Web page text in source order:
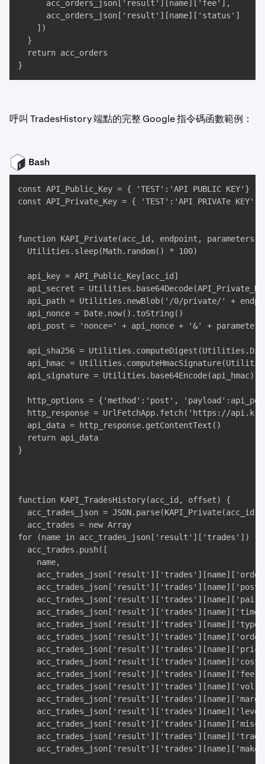
      acc_orders_json['result'][name]['fee'],
      acc_orders_json['result'][name]['status']
    ])
  }
  return acc_orders
}
呼叫 TradesHistory 端點的完整 Google 指令碼函數範例：
Bash
const API_Public_Key = { 'TEST':'API PUBLIC KEY'}
const API_Private_Key = { 'TEST':'API PRIVATe KEY' }
function KAPI_Private(acc_id, endpoint, parameters)
  Utilities.sleep(Math.random() * 100)
  api_key = API_Public_Key[acc_id]
api_secret =
api_path = Utilities.newBlob('/0/private/' +
  api_nonce = Date.now().toString()
  api_post = 'nonce=' + api_nonce + '&' + parameters
api_sha256 =
api_hmac =
  api_signature = Utilities.base64Encode(api_hmac)
http_options = {'method':'post',
http_response = UrlFetchApp.fetch('https://
  api_data = http_response.getContentText()
  return api_data
}
function KAPI_TradesHistory(acc_id, offset) {
acc_trades_json = JSON.parse(KAPI_Private(acc_id,
  acc_trades = new Array
for (name in acc_trades_json['result']['trades']) {
  acc_trades.push([
    name,